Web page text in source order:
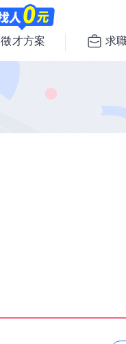
徵才方案 求